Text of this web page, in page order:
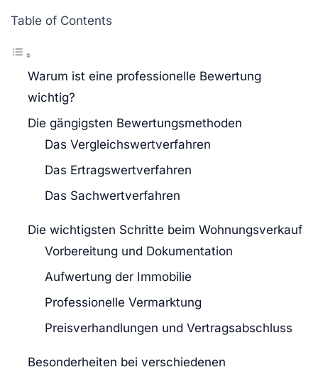
Table of Contents
Warum ist eine professionelle Bewertung
wichtig?
Die gängigsten Bewertungsmethoden
Das Vergleichswertverfahren
Das Ertragswertverfahren
Das Sachwertverfahren
Die wichtigsten Schritte beim Wohnungsverkauf
Vorbereitung und Dokumentation
Aufwertung der Immobilie
Professionelle Vermarktung
Preisverhandlungen und Vertragsabschluss
Besonderheiten bei verschiedenen